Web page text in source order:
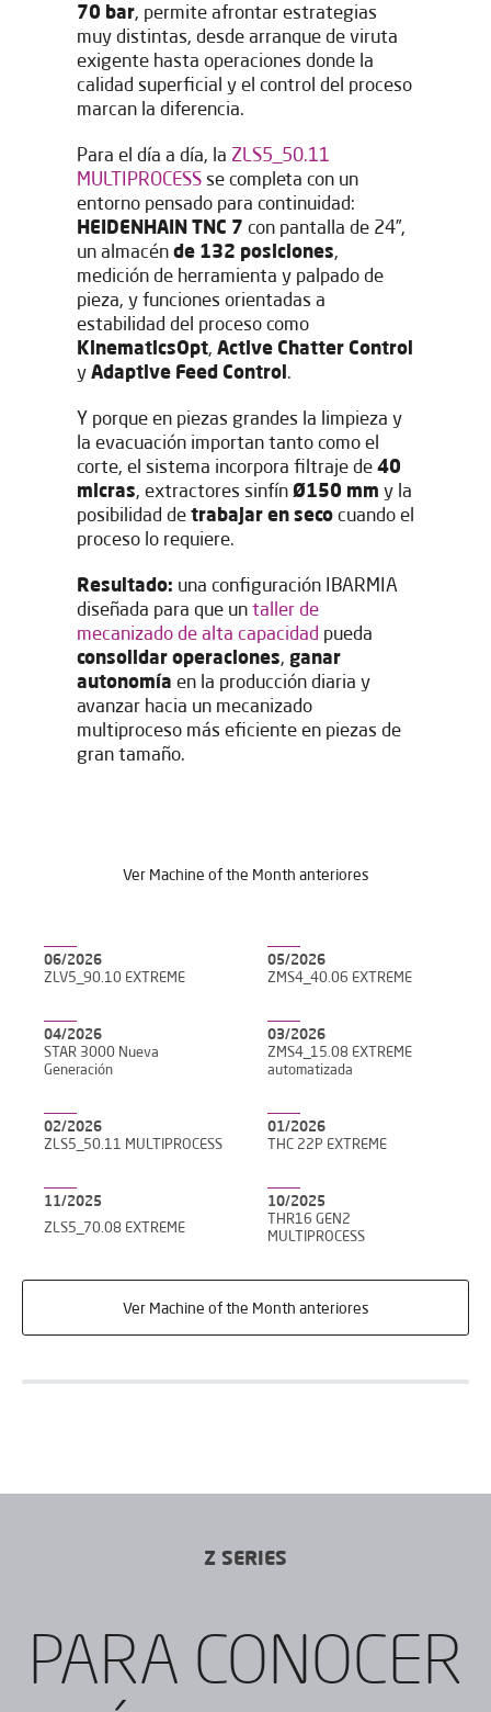
70 bar, permite afrontar estrategias
muy distintas, desde arranque de viruta
exigente hasta operaciones donde la
calidad superficial y el control del proceso
marcan la diferencia.
Para el día a día, la ZLS5_50.11
MULTIPROCESS se completa con un
entorno pensado para continuidad:
HEIDENHAIN TNC 7 con pantalla de 24”,
un almacén de 132 posiciones,
medición de herramienta y palpado de
pieza, y funciones orientadas a
estabilidad del proceso como
KinematicsOpt, Active Chatter Control
y Adaptive Feed Control .
Y porque en piezas grandes la limpieza y
la evacuación importan tanto como el
corte, el sistema incorpora filtraje de 40
micras, extractores sinfín Ø150 mm y la
posibilidad de trabajar en seco cuando el
proceso lo requiere.
Resultado: una configuración IBARMIA
diseñada para que un taller de
mecanizado de alta capacidad pueda
consolidar operaciones, ganar
autonomía en la producción diaria y
avanzar hacia un mecanizado
multiproceso más eficiente en piezas de
gran tamaño.
Ver Machine of the Month anteriores
06/2026
ZLV5_90.10 EXTREME
05/2026
ZMS4_40.06 EXTREME
04/2026
STAR 3000 Nueva
Generación
03/2026
ZMS4_15.08 EXTREME
automatizada
02/2026
ZLS5_50.11 MULTIPROCESS
01/2026
THC 22P EXTREME
11/2025
ZLS5_70.08 EXTREME
10/2025
THR16 GEN2
MULTIPROCESS
Ver Machine of the Month anteriores
Z SERIES
PARA CONOCER
Déjanos tus datos para
descargar el documento
He leído y acepto el Aviso legal Política de privacidad
Acepto recibir publicaciones de IBARMIA vía email.